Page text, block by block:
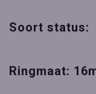
Soort status:
Ringmaat: